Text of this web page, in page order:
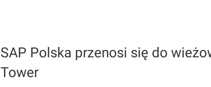
SAP Polska przenosi się do
Tower